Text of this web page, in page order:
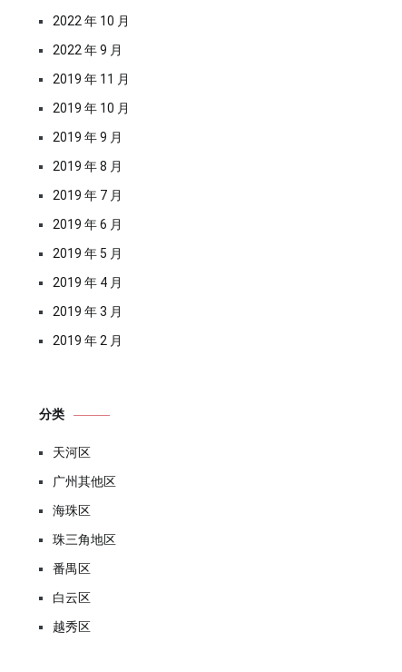
2022 年 10 月
2022 年 9 月
2019 年 11 月
2019 年 10 月
2019 年 9 月
2019 年 8 月
2019 年 7 月
2019 年 6 月
2019 年 5 月
2019 年 4 月
2019 年 3 月
2019 年 2 月
分类
天河区
广州其他区
海珠区
珠三角地区
番禺区
白云区
越秀区